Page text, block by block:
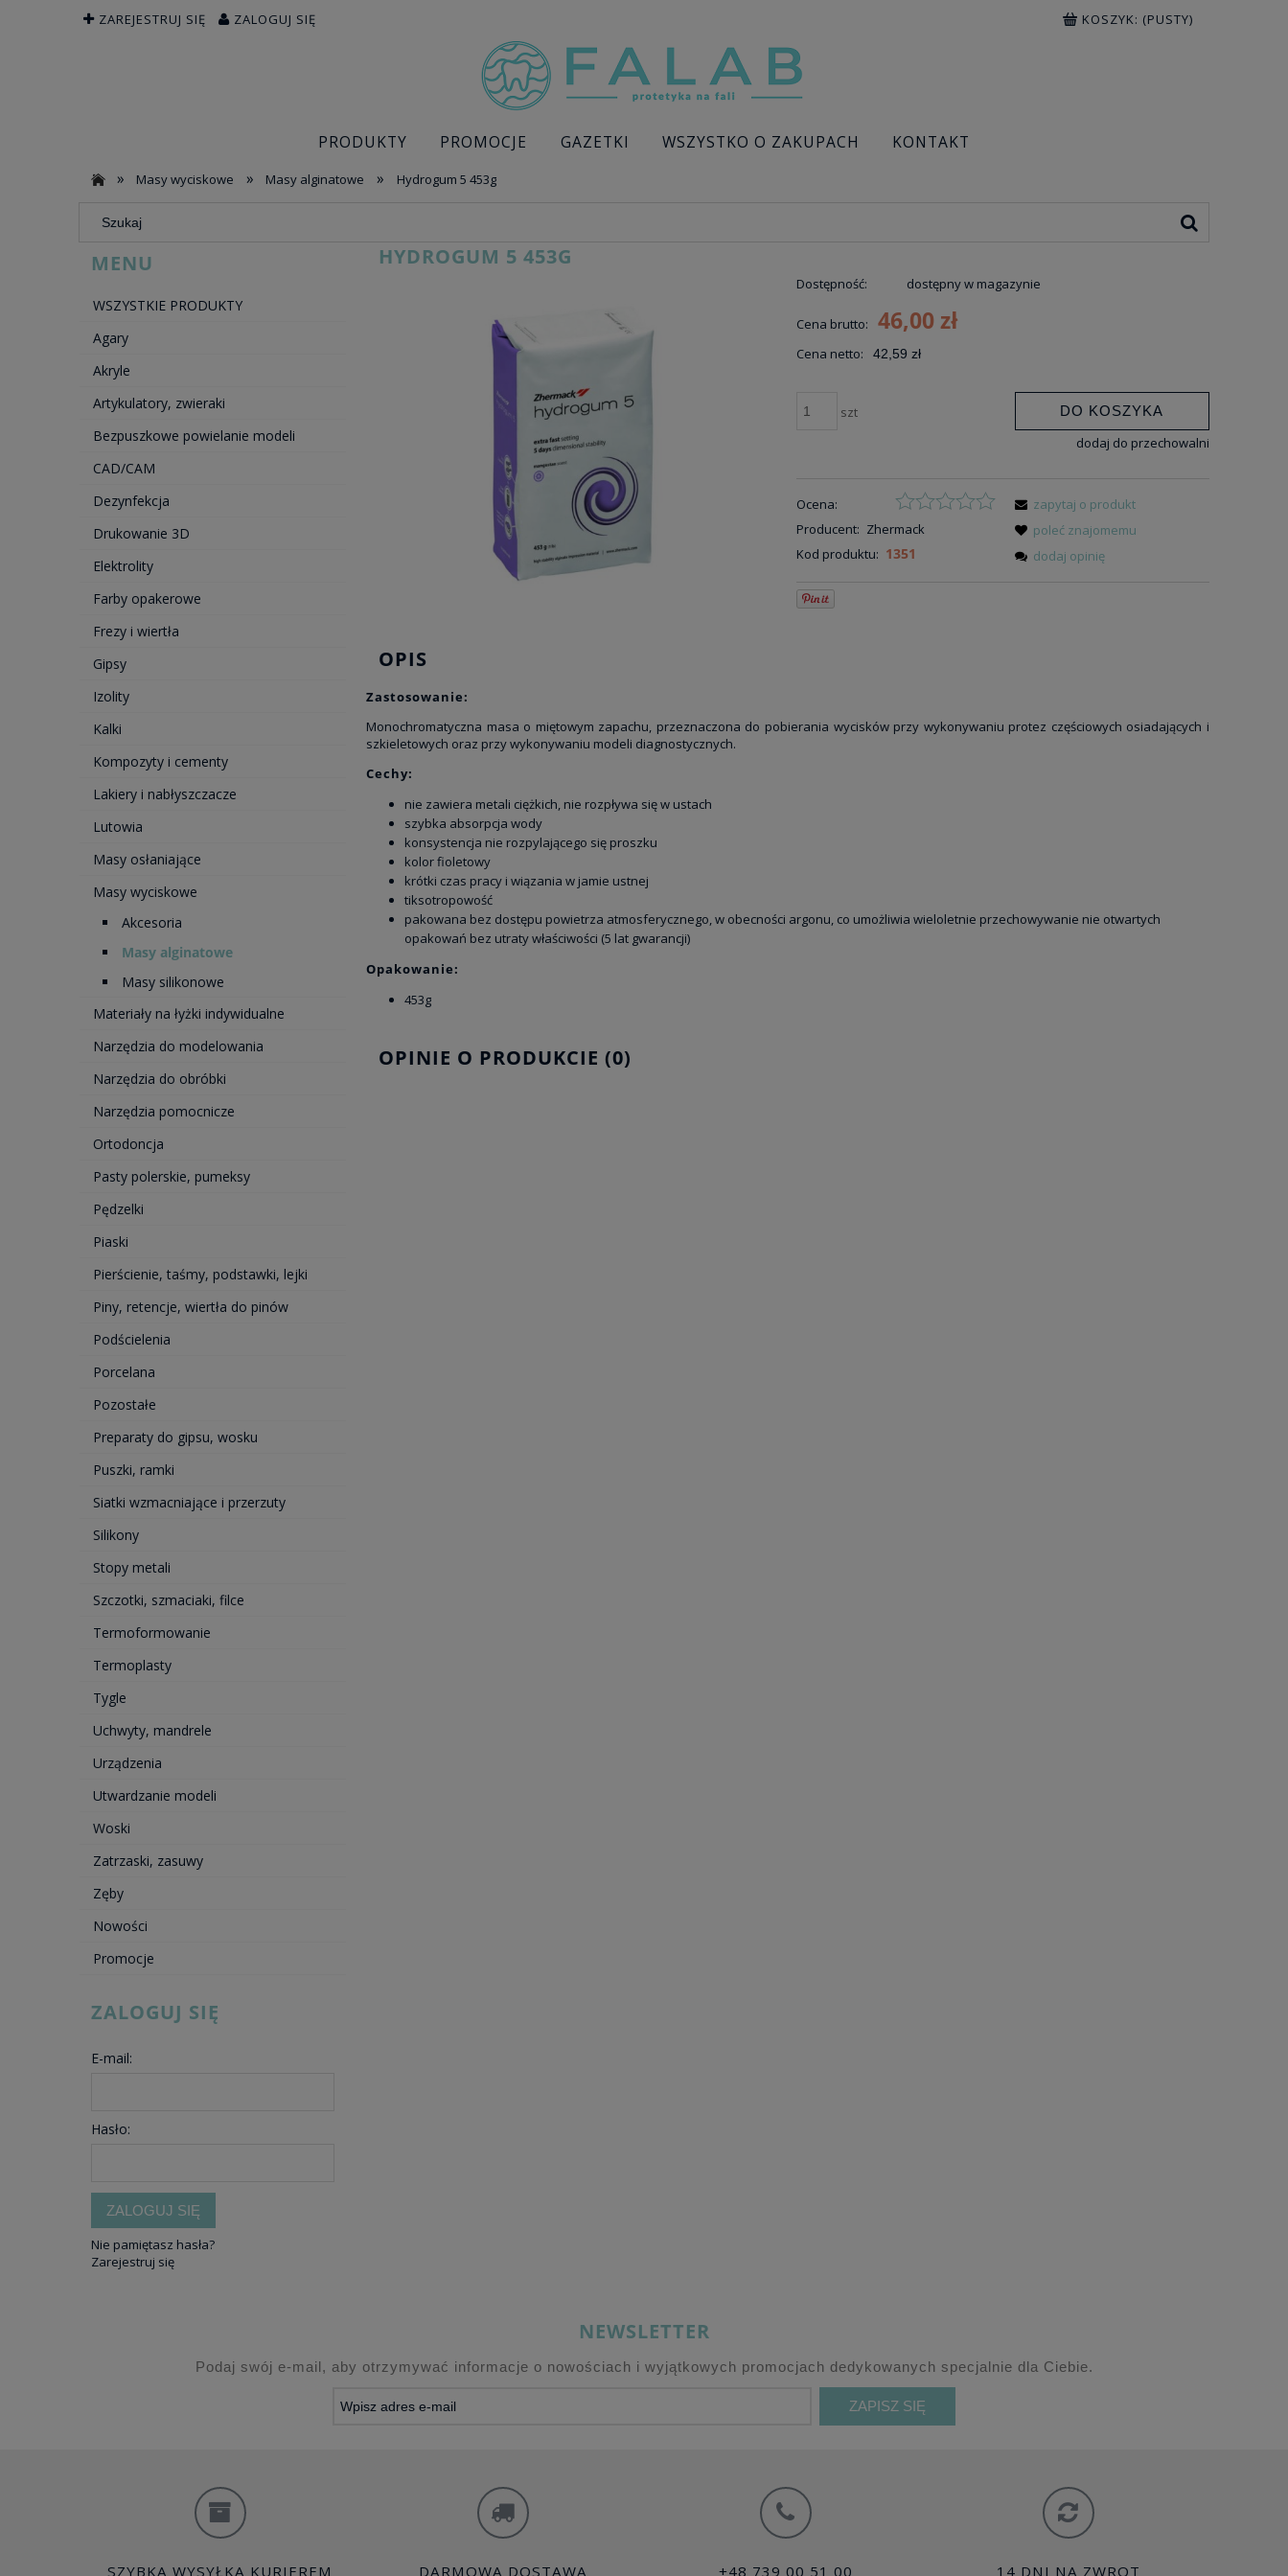
ZAREJESTRUJ SIĘ ZALOGUJ SIĘ KOSZYK: (PUSTY)
PRODUKTY PROMOCJE GAZETKI WSZYSTKO O ZAKUPACH
KONTAKT
»
Masy wyciskowe » Masy alginatowe » Hydrogum 5 453g
MENU
WSZYSTKIE PRODUKTY
Agary
Akryle
Artykulatory, zwieraki
Bezpuszkowe powielanie modeli
CAD/CAM
Dezynfekcja
Drukowanie 3D
Elektrolity
Farby opakerowe
Frezy i wiertła
Gipsy
Izolity
Kalki
Kompozyty i cementy
Lakiery i nabłyszczacze
Lutowia
Masy osłaniające
Masy wyciskowe
Akcesoria
Masy alginatowe
Masy silikonowe
Materiały na łyżki indywidualne
Narzędzia do modelowania
Narzędzia do obróbki
Narzędzia pomocnicze
Ortodoncja
Pasty polerskie, pumeksy
Pędzelki
Piaski
Pierścienie, taśmy, podstawki, lejki
Piny, retencje, wiertła do pinów
Podścielenia
Porcelana
Pozostałe
Preparaty do gipsu, wosku
Puszki, ramki
Siatki wzmacniające i przerzuty
Silikony
Stopy metali
Szczotki, szmaciaki, filce
Termoformowanie
Termoplasty
Tygle
Uchwyty, mandrele
Urządzenia
Utwardzanie modeli
Woski
Zatrzaski, zasuwy
Zęby
Nowości
Promocje
ZALOGUJ SIĘ
E-mail:
Hasło:
ZALOGUJ SIĘ
Nie pamiętasz hasła?
Zarejestruj się
HYDROGUM 5 453G
Dostępność: dostępny w magazynie
Cena brutto: 46,00 zł
Cena netto: 42,59 zł
szt DO KOSZYKA
dodaj do przechowalni
Ocena:
Producent: Zhermack
Kod produktu: 1351
zapytaj o produkt
poleć znajomemu
dodaj opinię
OPIS
Zastosowanie:
Monochromatyczna masa o miętowym zapachu, przeznaczona do pobierania wycisków przy wykonywaniu protez częściowych osiadających i
szkieletowych oraz przy wykonywaniu modeli diagnostycznych.
Cechy:
nie zawiera metali ciężkich, nie rozpływa się w ustach
szybka absorpcja wody
konsystencja nie rozpylającego się proszku
kolor fioletowy
krótki czas pracy i wiązania w jamie ustnej
tiksotropowość
pakowana bez dostępu powietrza atmosferycznego, w obecności argonu, co umożliwia wieloletnie przechowywanie nie otwartych
opakowań bez utraty właściwości (5 lat gwarancji)
Opakowanie:
453g
OPINIE O PRODUKCIE (0)
NEWSLETTER
Podaj swój e-mail, aby otrzymywać informacje o nowościach i wyjątkowych promocjach dedykowanych specjalnie dla Ciebie.
ZAPISZ SIĘ
SZYBKA WYSYŁKA KURIEREM DARMOWA DOSTAWA +48 739 00 51 00 14 DNI NA ZWROT